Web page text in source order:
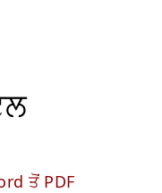
ਤੋਂ PDF